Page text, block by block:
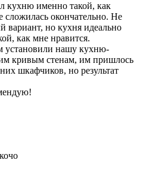
кухню именно такой, как
сложилась окончательно. Не
вариант, но кухня идеально
как мне нравится.
установили нашу кухню-
кривым стенам, им пришлось
шкафчиков, но результат